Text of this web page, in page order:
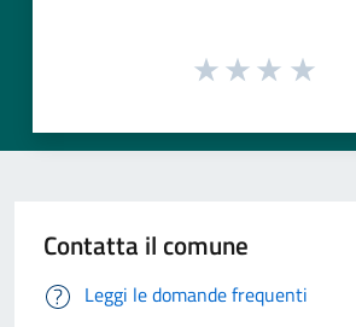
Contatta il comune
Leggi le domande frequenti